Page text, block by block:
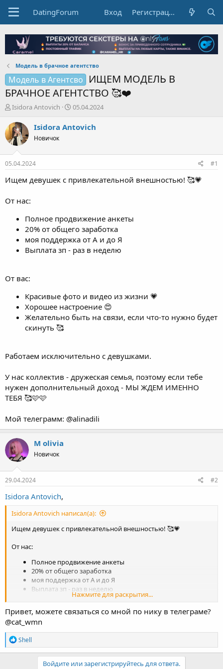
DatingForum Вход Регистрация
Модель в брачное агентство
Модель в Агентсво ИЩЕМ МОДЕЛЬ В
БРАЧНОЕ АГЕНТСТВО 🥰❤️
А
в
т
о
р
т
е
м
ы
Isidora Antovich
Д
а
т
н
а
05.04.2024
Новичок
05.04.2024
Ищем девушек с привлекательной внешностью! 🥰💗
Полное продвижение анкеты
20% от общего заработка
моя поддержка от А и до Я
Выплата зп - раз в неделю
Красивые фото и видео из жизни 💗
Хорошее настроение 😍
Желательно быть на связи, если что-то нужно будет
скинуть 🥰
нужен дополнительный доход - МЫ ЖДЕМ ИМЕННО
ТЕБЯ 🥰🩷🩷
M olivia
Новичок
29.04.2024
Isidora Antovich
Isidora Antovich написал(а):
Ищем девушек с привлекательной внешностью! 🥰💗
От нас:
Полное продвижение анкеты
20% от общего заработка
моя поддержка от А и до Я
Выплата зп - раз в неделю
Красивые фото и видео из жизни 💗
Хорошее настроение 😍
Желательно быть на связи, если что-то нужно будет
Нажмите для раскрытия...
Привет, можете связаться со мной по нику в телеграме?
@cat_wmn
Р
е
а
к
Shell
Войдите или зарегистрируйтесь для ответа.